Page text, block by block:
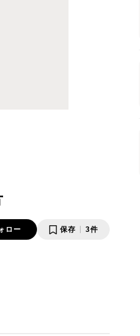
ロー 保存 3件